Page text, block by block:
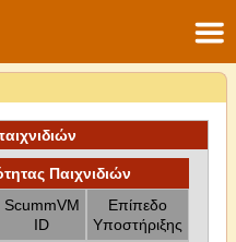
Παιχνιδιών
ScummVM
ID
Επίπεδο
Υποστήριξης